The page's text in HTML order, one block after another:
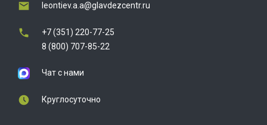
leontiev.a.a@glavdezcentr.ru
+7 (351) 220-77-25
8 (800) 707-85-22
Чат с нами
Круглосуточно